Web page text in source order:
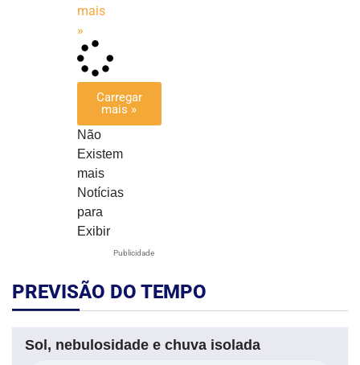
mais
»
Carregar
mais »
Não
Existem
mais
Notícias
para
Exibir
Publicidade
PREVISÃO DO TEMPO
Sol, nebulosidade e chuva isolada